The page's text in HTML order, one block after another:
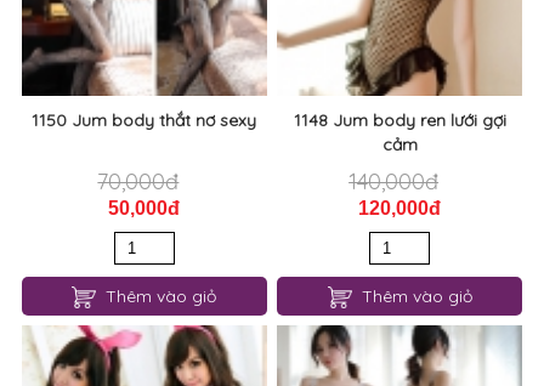
1150 Jum body thắt nơ sexy
70,000đ
50,000đ
Thêm vào giỏ
1148 Jum body ren lưới gợi
cảm
140,000đ
120,000đ
Thêm vào giỏ